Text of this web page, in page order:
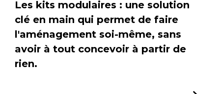
Les kits modulaires : une solution
clé en main qui permet de faire
l'aménagement soi-même, sans
avoir à tout concevoir à partir de
rien.